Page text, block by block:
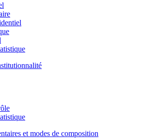
et modes de composition